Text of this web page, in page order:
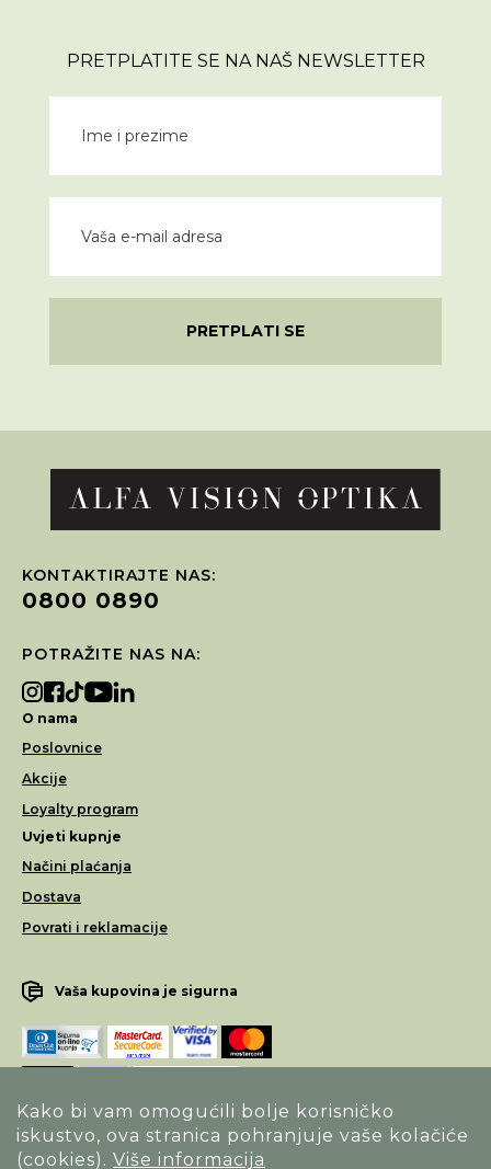
Kako bi vam omogućili bolje korisničko
iskustvo, ova stranica pohranjuje vaše kolačiće
(cookies). Više informacija
PRETPLATITE SE NA NAŠ NEWSLETTER
PRETPLATI SE
KONTAKTIRAJTE NAS:
0800 0890
POTRAŽITE NAS NA:
O nama
Poslovnice
Akcije
Loyalty program
Uvjeti kupnje
Načini plaćanja
Dostava
Povrati i reklamacije
Vaša kupovina je sigurna
Opći uvjeti poslovanja